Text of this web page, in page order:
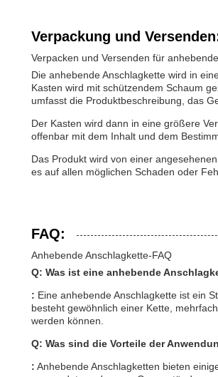
Verpackung und
Verpacken und Versenden für
Die anhebende Anschlagkette wird in
Kasten wird mit schützendem Schaum
umfasst die Produktbeschreibung, das
Der Kasten wird dann in eine größere
offenbar mit dem Inhalt und dem
Das Produkt wird von einer
es auf allen möglichen Schaden oder
FAQ:
Anhebende Anschlagkette-FAQ
Q: Was ist eine anhebende
: Eine anhebende Anschlagkette ist ein
besteht gewöhnlich einer Kette,
werden können.
Q: Was sind die Vorteile der
: Anhebende Anschlagketten bieten